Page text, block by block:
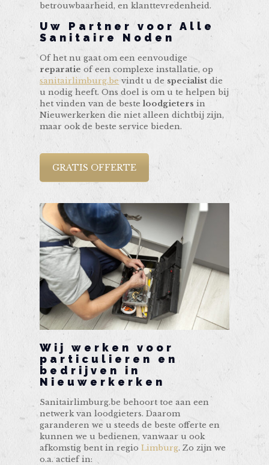
betrouwbaarheid, en klanttevredenheid.
Uw Partner voor Alle
Sanitaire Noden
Of het nu gaat om een eenvoudige
reparatie of een complexe installatie, op
sanitairlimburg.be vindt u de specialist die
u nodig heeft. Ons doel is om u te helpen bij
het vinden van de besteloodgieters in
Nieuwerkerken die niet alleen dichtbij zijn,
maar ook de beste service bieden.
GRATIS OFFERTE
Wij werken voor
particulieren en
bedrijven in
Nieuwerkerken
Sanitairlimburg.be behoort toe aan een
netwerk van loodgieters. Daarom
garanderen we u steeds de beste offerte en
kunnen we u bedienen, vanwaar u ook
afkomstig bent in regioLimburg. Zo zijn we
o.a. actief in: